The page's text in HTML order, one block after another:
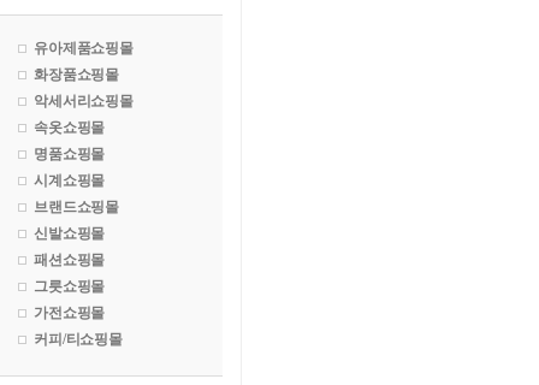
유아제품쇼핑몰
화장품쇼핑몰
악세서리쇼핑몰
속옷쇼핑몰
명품쇼핑몰
시계쇼핑몰
브랜드쇼핑몰
신발쇼핑몰
패션쇼핑몰
그릇쇼핑몰
가전쇼핑몰
커피/티쇼핑몰